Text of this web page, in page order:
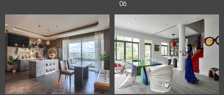
06